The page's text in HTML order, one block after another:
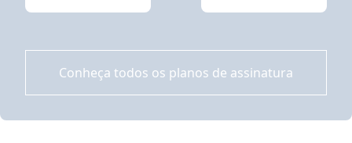
Conheça todos os planos de assinatura